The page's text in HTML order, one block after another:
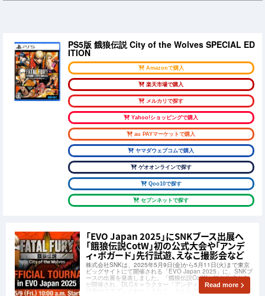
PS5版 餓狼伝説 City of the Wolves SPECIAL ED
ITION
Amazonで購入
楽天市場で購入
メルカリで探す
Yahoo!ショッピングで購入
au PAYマーケットで購入
ヤマダウェブコムで購入
ゲオオンラインで探す
Qoo10で探す
セブンネットで探す
「EVO Japan 2025」にSNKブース出展へ
「餓狼伝説CotW」初の公式大会や「アンデ
ィ・ボガード」先行試遊、えなこ撮影会など
株式会社SNKは、2025年5月9日(金)から5月11日(火)まで東京
ビッグサイトにて開催される「EVO Japan 2025」に、SNKブ
ースの出展を発表しました。「餓狼伝説CotW」初の公式大会
が開催され、DLCキャラクター「アンディ・ボガード」の先行
試遊やコスプレイヤー「えなこ」さんらの撮影会も行われま
Read more